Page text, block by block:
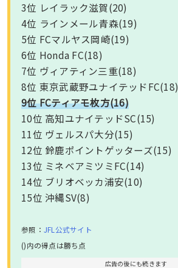
3位 レイラック滋賀(20)
4位 ラインメール青森(19)
5位 FCマルヤス岡崎(19)
6位 Honda FC(18)
7位 ヴィアティン三重(18)
8位 東京武蔵野ユナイテッドFC(18)
9位 FCティアモ枚方(16)
10位 高知ユナイテッドSC(15)
11位 ヴェルスパ大分(15)
12位 鈴鹿ポイントゲッターズ(15)
13位 ミネベアミツミFC(14)
14位 ブリオベッカ浦安(10)
15位 沖縄SV(8)
参照： JFL公式サイト
()内の得点は勝ち点
広告の後にも続きます